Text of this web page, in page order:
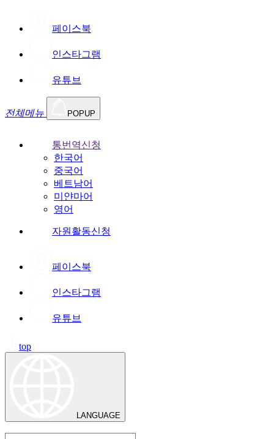
페이스북
인스타그램
유튜브
전체메뉴 POPUP
통번역신청
한국어
중국어
베트남어
미얀마어
영어
자원활동신청
페이스북
인스타그램
유튜브
top
LANGUAGE